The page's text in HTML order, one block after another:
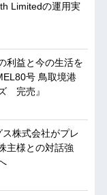
Limitedの運用実
利益と今の生活を
号 鳥取境港
完売』
株式会社がプレ
主様との対話強